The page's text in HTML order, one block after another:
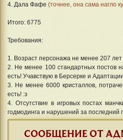
4. Дала Фафе (точнее, она сама нагло
Итого: 6775
Требования:
1. Возраст персонажа не менее 207
2. Не менее 100 стандартных постов
есть! Учавствую в Берсерке и
3. Не менее 6000 кристаллов,
есть! :з
4. Отсутствие в игровых постах
годмодинга и нарушений за последний
СООБЩЕНИЕ ОТ